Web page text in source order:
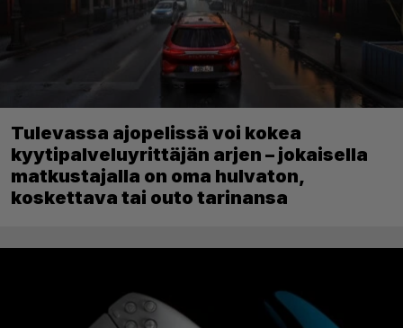
Tulevassa ajopelissä voi kokea
kyytipalveluyrittäjän arjen – jokaisella
matkustajalla on oma hulvaton,
koskettava tai outo tarinansa